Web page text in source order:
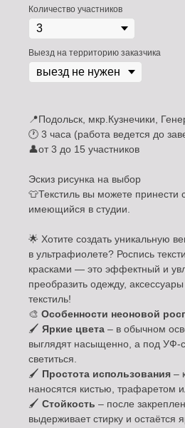
Количество участников
Выезд на территорию заказчика
📍Подольск, мкр.Кузнечики,
🕐 3 часа (работа ведется до
👤от 3 до 15 участников
Эскиз рисунка на выбор
👕Текстиль вы можете принести
имеющийся в студии.
🌟 Хотите создать уникальную
в ультрафиолете? Роспись
красками — это эффектный и
преобразить одежду,
текстиль!
🎨 Особенности неоновой
🖌 Яркие цвета – в обычном
выглядят насыщенно, а под УФ-
светиться.
🖌 Простота использования –
наносятся кистью, трафаретом
🖌 Стойкость – после
выдерживает стирку и остаётся